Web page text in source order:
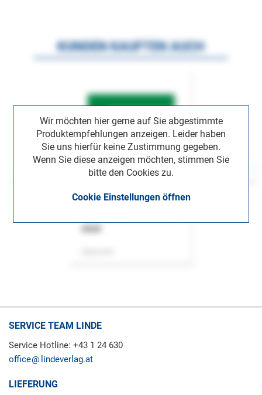
Wir möchten hier gerne auf Sie abgestimmte
Produktempfehlungen anzeigen. Leider haben
Sie uns hierfür keine Zustimmung gegeben.
Wenn Sie diese anzeigen möchten, stimmen Sie
bitte den Cookies zu.
Cookie Einstellungen öffnen
KUNDEN KAUFTEN AUCH
SERVICE TEAM LINDE
Service Hotline: +43 1 24 630
office
lindeverlag.at
LIEFERUNG